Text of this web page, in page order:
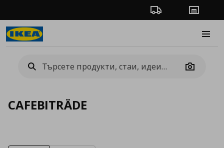
Проследяване на
Camera
CAFEBITRÄDE